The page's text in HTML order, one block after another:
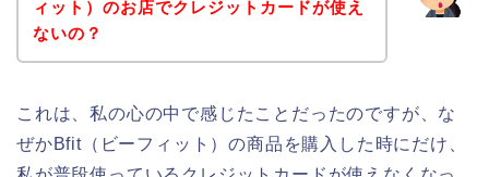
ィット）のお店でクレジットカードが使え
ないの？
これは、私の心の中で感じたことだったのですが、な
ぜかBfit（ビーフィット）の商品を購入した時にだけ、